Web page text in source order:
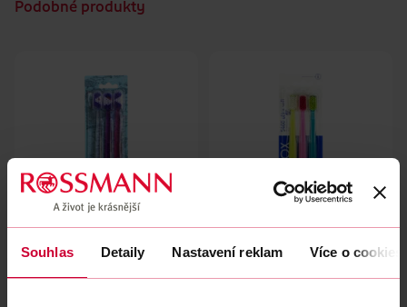
Souhlas Detaily Nastavení reklam Více o cookies
Podobné produkty
Zubní kartáčky 5460 Ultra soft
Zubní kartáčky 5460 Ultra soft